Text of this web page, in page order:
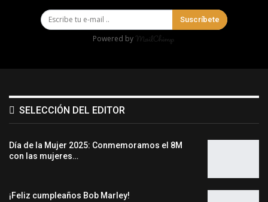
Suscríbete
Powered by
SELECCIÓN DEL EDITOR
Día de la Mujer 2025: Conmemoramos el 8M
con las mujeres…
¡Feliz cumpleaños Bob Marley!